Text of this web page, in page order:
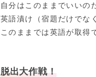
自分はこのままでいいの
英語漬け（宿題だけでな
このままでは英語が取得
脱出大作戦！